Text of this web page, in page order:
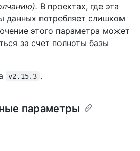
В проектах, где эта
данных потребляет слишком
этого параметра может
за счет полноты базы
v2.15.3 .
параметры